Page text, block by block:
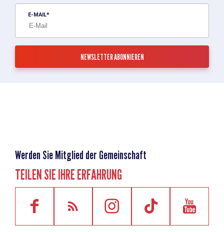
E-MAIL
Werden Sie Mitglied der Gemeinschaft
TEILEN SIE IHRE ERFAHRUNG